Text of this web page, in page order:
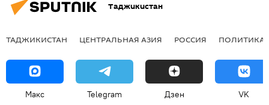
Таджикистан
ТАДЖИКИСТАН ЦЕНТРАЛЬНАЯ АЗИЯ РОССИЯ ПОЛИТИКА
Макс Telegram Дзен VK